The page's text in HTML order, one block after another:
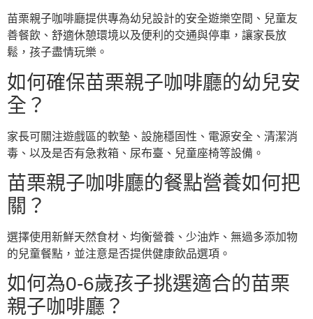
苗栗親子咖啡廳提供專為幼兒設計的安全遊樂空間、兒童友
善餐飲、舒適休憩環境以及便利的交通與停車，讓家長放
鬆，孩子盡情玩樂。
如何確保苗栗親子咖啡廳的幼兒安
全？
家長可關注遊戲區的軟墊、設施穩固性、電源安全、清潔消
毒、以及是否有急救箱、尿布臺、兒童座椅等設備。
苗栗親子咖啡廳的餐點營養如何把
關？
選擇使用新鮮天然食材、均衡營養、少油炸、無過多添加物
的兒童餐點，並注意是否提供健康飲品選項。
如何為0-6歲孩子挑選適合的苗栗
親子咖啡廳？